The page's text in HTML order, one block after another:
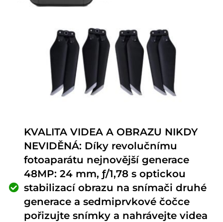
KVALITA VIDEA A OBRAZU NIKDY
NEVIDĚNÁ: Díky revolučnímu
fotoaparátu nejnovější generace
48MP: 24 mm, ƒ/1,78 s optickou
stabilizací obrazu na snímači druhé
generace a sedmiprvkové čočce
pořizujte snímky a nahrávejte videa